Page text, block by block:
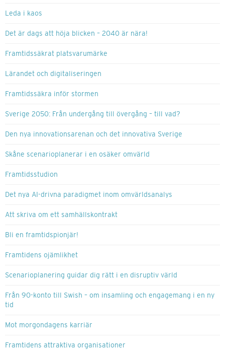
Leda i kaos
Det är dags att höja blicken – 2040 är nära!
Framtidssäkrat platsvarumärke
Lärandet och digitaliseringen
Framtidssäkra inför stormen
Sverige 2050: Från undergång till övergång – till vad?
Den nya innovationsarenan och det innovativa Sverige
Skåne scenarioplanerar i en osäker omvärld
Framtidsstudion
Det nya AI-drivna paradigmet inom omvärldsanalys
Att skriva om ett samhällskontrakt
Bli en framtidspionjär!
Framtidens ojämlikhet
Scenarioplanering guidar dig rätt i en disruptiv värld
Från 90-konto till Swish – om insamling och engagemang i en ny
tid
Mot morgondagens karriär
Framtidens attraktiva organisationer